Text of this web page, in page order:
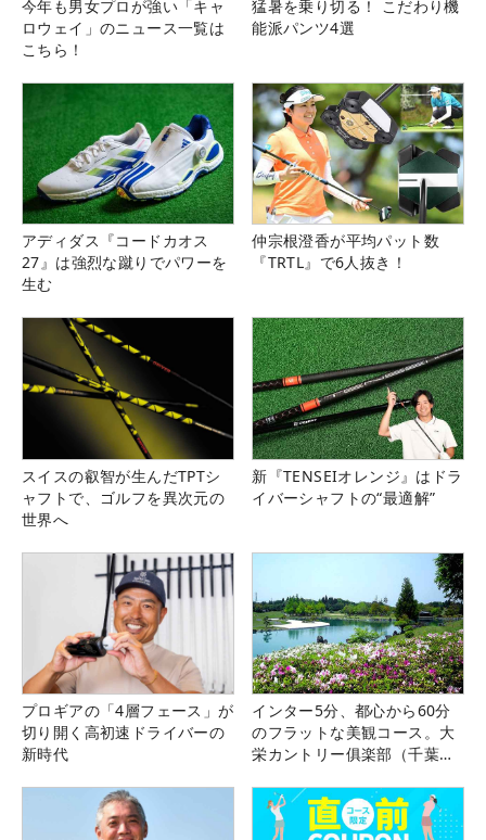
今年も男女プロが強い「キャ
ロウェイ」のニュース一覧は
こちら！
猛暑を乗り切る！ こだわり機
能派パンツ4選
アディダス『コードカオス
27』は強烈な蹴りでパワーを
生む
仲宗根澄香が平均パット数
『TRTL』で6人抜き！
スイスの叡智が生んだTPTシ
ャフトで、ゴルフを異次元の
世界へ
新『TENSEIオレンジ』はドラ
イバーシャフトの“最適解”
プロギアの「4層フェース」が
切り開く高初速ドライバーの
新時代
インター5分、都心から60分
のフラットな美観コース。大
栄カントリー俱楽部（千葉